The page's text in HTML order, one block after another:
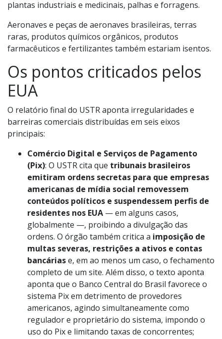
plantas industriais e medicinais, palhas e forragens.
Aeronaves e peças de aeronaves brasileiras, terras
raras, produtos químicos orgânicos, produtos
farmacêuticos e fertilizantes também estariam isentos.
Os pontos criticados pelos
EUA
O relatório final do USTR aponta irregularidades e
barreiras comerciais distribuídas em seis eixos
principais:
Comércio Digital e Serviços de Pagamento
(Pix): O USTR cita que tribunais brasileiros
emitiram ordens secretas para que empresas
americanas de mídia social removessem
conteúdos políticos e suspendessem perfis de
residentes nos EUA — em alguns casos,
globalmente —, proibindo a divulgação das
ordens. O órgão também critica a imposição de
multas severas, restrições a ativos e contas
bancáriase, em ao menos um caso, o fechamento
completo de um site. Além disso, o texto aponta
aponta que o Banco Central do Brasil favorece o
sistema Pix em detrimento de provedores
americanos, agindo simultaneamente como
regulador e proprietário do sistema, impondo o
uso do Pix e limitando taxas de concorrentes;